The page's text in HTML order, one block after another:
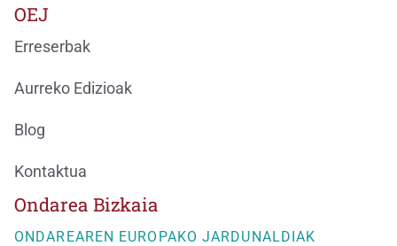
Ondarea Bizkaia
ONDAREAREN EUROPAKO JARDUNALDIAK
OEJ
Erreserbak
Aurreko Edizioak
Blog
Kontaktua